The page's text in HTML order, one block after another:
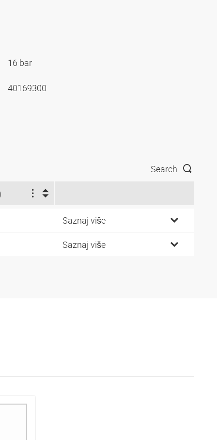
16 bar
40169300
Search
Saznaj više
Saznaj više